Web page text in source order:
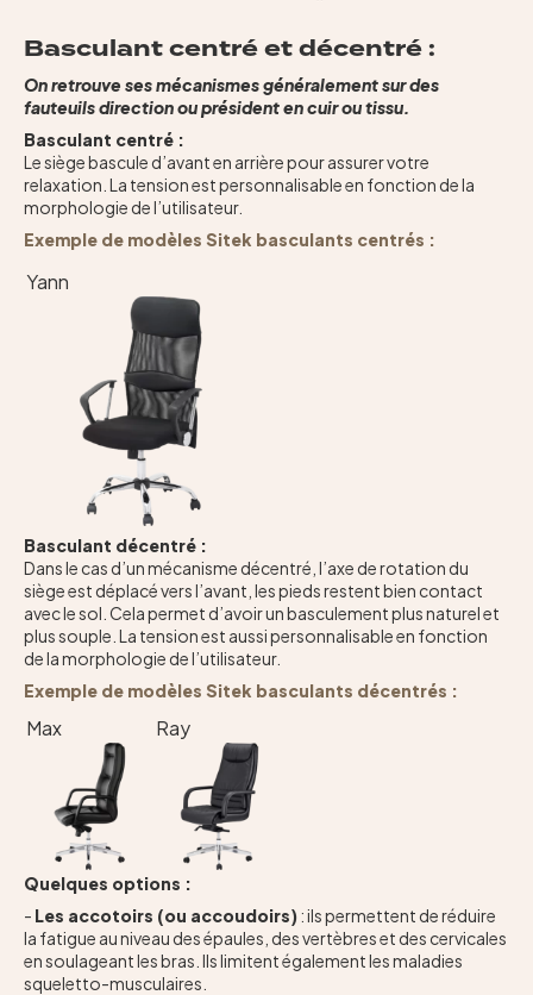
Basculant centré et décentré :
On retrouve ses mécanismes généralement sur des
fauteuils direction ou président en cuir ou tissu.
Basculant centré :
Le siège bascule d’avant en arrière pour assurer votre
relaxation. La tension est personnalisable en fonction de la
morphologie de l’utilisateur.
Exemple de modèles Sitek basculants centrés :
Yann
Basculant décentré :
Dans le cas d’un mécanisme décentré, l’axe de rotation du
siège est déplacé vers l’avant, les pieds restent bien contact
avec le sol. Cela permet d’avoir un basculement plus naturel et
plus souple. La tension est aussi personnalisable en fonction
de la morphologie de l’utilisateur.
Exemple de modèles Sitek basculants décentrés :
Max Ray
Quelques options :
- Les accotoirs (ou accoudoirs): ils permettent de réduire
la fatigue au niveau des épaules, des vertèbres et des cervicales
en soulageant les bras. Ils limitent également les maladies
squeletto-musculaires.